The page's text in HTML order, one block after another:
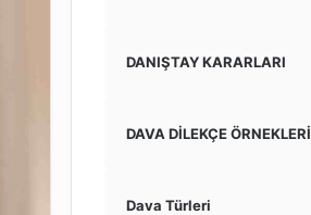
DANIŞTAY KARARLARI
DAVA DİLEKÇE ÖRNEKLERİ
Dava Türleri